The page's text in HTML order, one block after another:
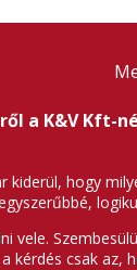
a K&V Kft-
hogy
kérdés csak az,